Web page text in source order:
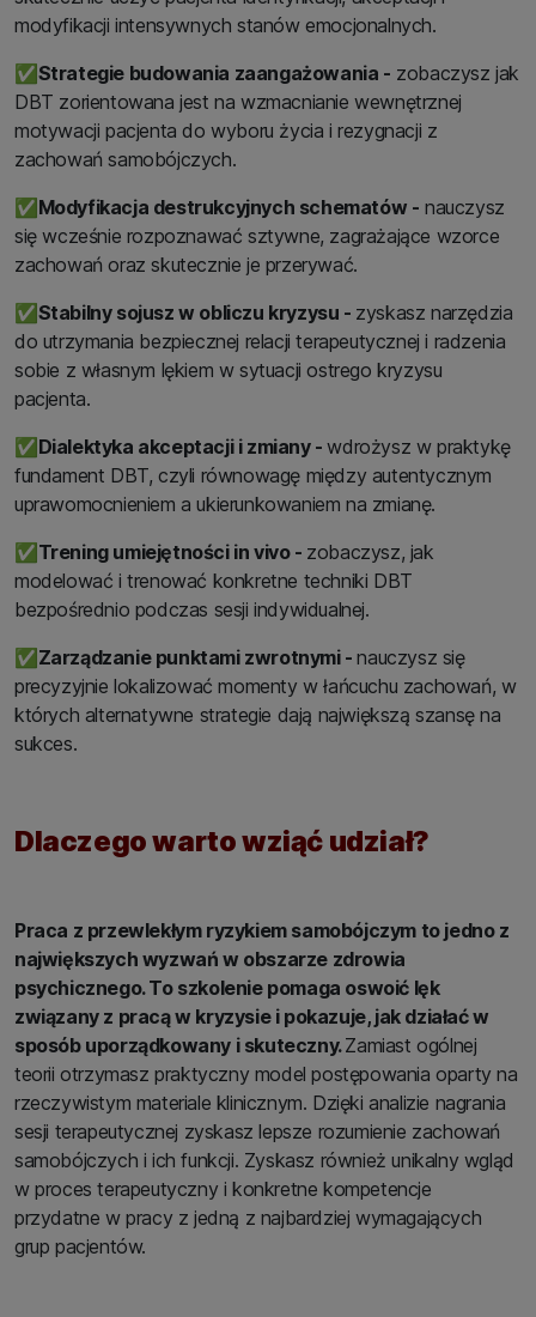
modyfikacji intensywnych stanów emocjonalnych.
✅Strategie budowania zaangażowania - zobaczysz jak
DBT zorientowana jest na wzmacnianie wewnętrznej
motywacji pacjenta do wyboru życia i rezygnacji z
zachowań samobójczych.
✅ Modyfikacja destrukcyjnych schematów - nauczysz
się wcześnie rozpoznawać sztywne, zagrażające wzorce
zachowań oraz skutecznie je przerywać.
✅Stabilny sojusz w obliczu kryzysu - zyskasz narzędzia
do utrzymania bezpiecznej relacji terapeutycznej i radzenia
sobie z własnym lękiem w sytuacji ostrego kryzysu
pacjenta.
✅ Dialektyka akceptacji i zmiany -wdrożysz w praktykę
fundament DBT, czyli równowagę między autentycznym
uprawomocnieniem a ukierunkowaniem na zmianę.
✅ Trening umiejętności in vivo - zobaczysz, jak
modelować i trenować konkretne techniki DBT
bezpośrednio podczas sesji indywidualnej.
✅ Zarządzanie punktami zwrotnymi -nauczysz się
precyzyjnie lokalizować momenty w łańcuchu zachowań, w
których alternatywne strategie dają największą szansę na
sukces.
Dlaczego warto wziąć udział?
Praca z przewlekłym ryzykiem samobójczym to jedno z
największych wyzwań w obszarze zdrowia
psychicznego. To szkolenie pomaga oswoić lęk
związany z pracą w kryzysie i pokazuje, jak działać w
sposób uporządkowany i skuteczny.Zamiast ogólnej
teorii otrzymasz praktyczny model postępowania oparty na
rzeczywistym materiale klinicznym. Dzięki analizie nagrania
sesji terapeutycznej zyskasz lepsze rozumienie zachowań
samobójczych i ich funkcji. Zyskasz również unikalny wgląd
w proces terapeutyczny i konkretne kompetencje
przydatne w pracy z jedną z najbardziej wymagających
grup pacjentów.